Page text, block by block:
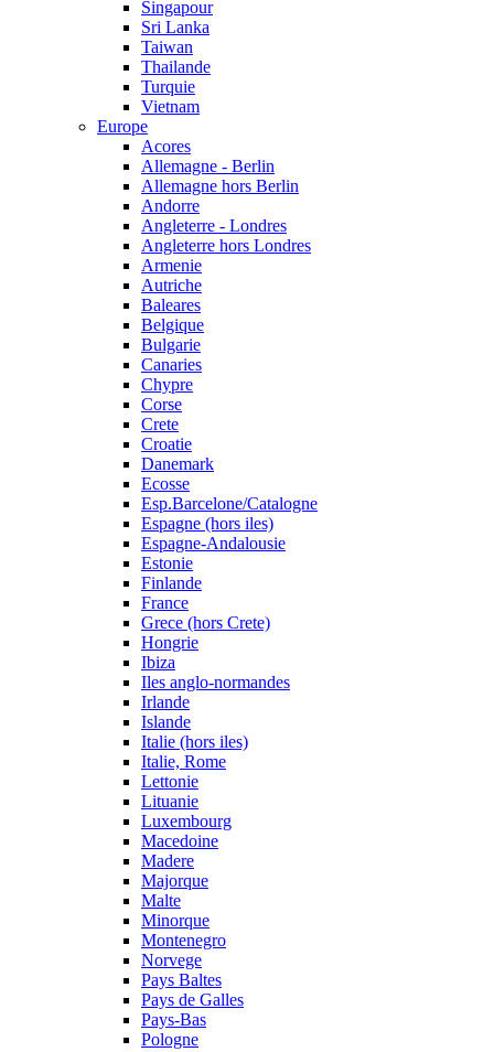
Singapour
Sri Lanka
Taiwan
Thailande
Turquie
Vietnam
Europe
Acores
Allemagne - Berlin
Allemagne hors Berlin
Andorre
Angleterre - Londres
Angleterre hors Londres
Armenie
Autriche
Baleares
Belgique
Bulgarie
Canaries
Chypre
Corse
Crete
Croatie
Danemark
Ecosse
Esp.Barcelone/Catalogne
Espagne (hors iles)
Espagne-Andalousie
Estonie
Finlande
France
Grece (hors Crete)
Hongrie
Ibiza
Iles anglo-normandes
Irlande
Islande
Italie (hors iles)
Italie, Rome
Lettonie
Lituanie
Luxembourg
Macedoine
Madere
Majorque
Malte
Minorque
Montenegro
Norvege
Pays Baltes
Pays de Galles
Pays-Bas
Pologne